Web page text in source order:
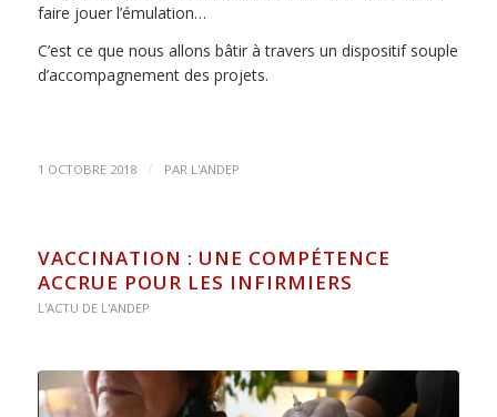
faire jouer l’émulation…
C’est ce que nous allons bâtir à travers un dispositif souple
d’accompagnement des projets.
1 OCTOBRE 2018 / PAR L'ANDEP
VACCINATION : UNE COMPÉTENCE
ACCRUE POUR LES INFIRMIERS
L'ACTU DE L'ANDEP